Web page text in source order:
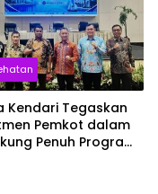
Kendari Tegaskan
Pemkot dalam
Penuh Program